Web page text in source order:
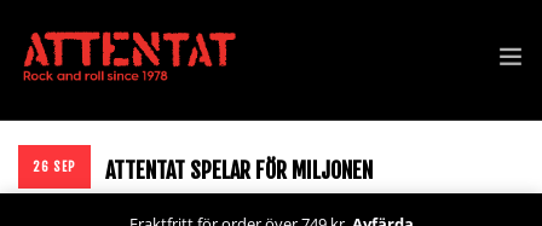
SPELNINGAR
26 SEP ATTENTAT SPELAR FÖR MILJONEN